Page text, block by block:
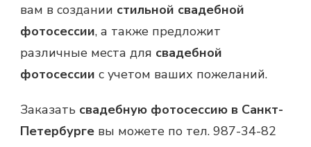
вам в создании стильной свадебной
фотосессии, а также предложит
различные места для свадебной
фотосессии с учетом ваших пожеланий.
Заказать свадебную фотосессию в Санкт-
Петербурге вы можете по тел. 987-34-82